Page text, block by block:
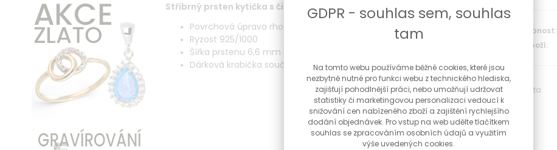
Dostupnost:
Kód zboží:
Varianta
Stříbrný prsten kytička s čirými zirkony
Povrchová úprava rhodiování proti černání
Ryzost 925/1000
Šířka prstenu 6,6 mm
Dárková krabička součástí prstenu
GDPR - souhlas sem, souhlas
tam
Na tomto webu používáme běžné cookies, které jsou
nezbytně nutné pro funkci webu z technického hlediska,
zajišťují pohodlnější práci, nebo umožňují udržovat
statistiky či marketingovou personalizaci vedoucí k
snižování cen nabízeného zboží a zajištění rychlejšího
dodání objednávek. Pro vstup na web udělte tlačítkem
souhlas se zpracováním osobních údajů a využitím
výše uvedených cookies.